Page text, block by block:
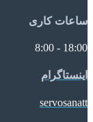
ساعات کاری
18:00 - 8:00
اینستاگرام
servosanatt